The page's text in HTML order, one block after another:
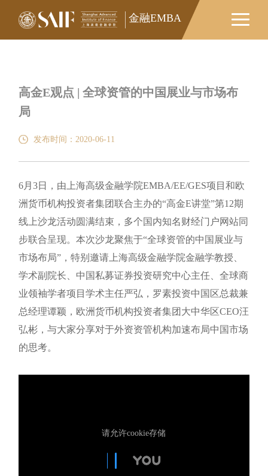
金融EMBA
高金E观点 | 全球资管的中国展业与市场布
局
发布时间：2020-06-11
6月3日，由上海高级金融学院EMBA/EE/GES项目和欧
洲货币机构投资者集团联合主办的“高金E讲堂”第12期
线上沙龙活动圆满结束，多个国内知名财经门户网站同
步联合呈现。本次沙龙聚焦于“全球资管的中国展业与
市场布局”，特别邀请上海高级金融学院金融学教授、
学术副院长、中国私募证券投资研究中心主任、全球商
业领袖学者项目学术主任严弘，罗素投资中国区总裁兼
总经理谭颖，欧洲货币机构投资者集团大中华区CEO汪
弘彬，与大家分享对于外资资管机构加速布局中国市场
的思考。
请允许cookie存储